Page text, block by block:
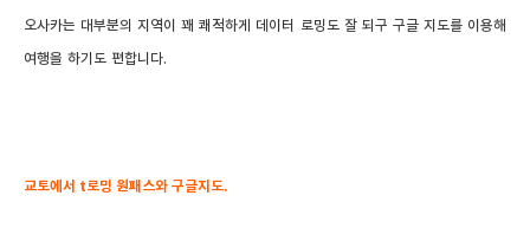
오사카는 대부분의 지역이 꽤 쾌적하게 데이터 로밍도 잘 되구 구글 지도를 이용해
여행을 하기도 편합니다.
교토에서 t로밍 원패스와 구글지도.